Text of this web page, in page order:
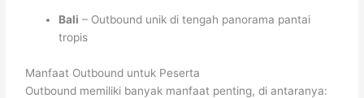
Bali – Outbound unik di tengah panorama pantai
tropis
Manfaat Outbound untuk Peserta
Outbound memiliki banyak manfaat penting, di antaranya: